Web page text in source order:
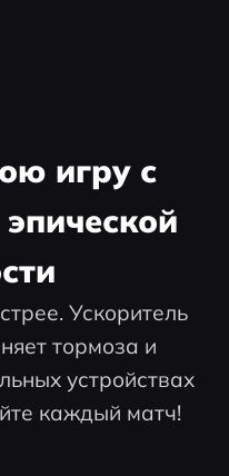
игру с
Ускоритель
тормоза и
устройствах
каждый матч!